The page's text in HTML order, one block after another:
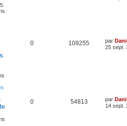
0 109255 par
25 sept.
0 54813 par
14 sept.